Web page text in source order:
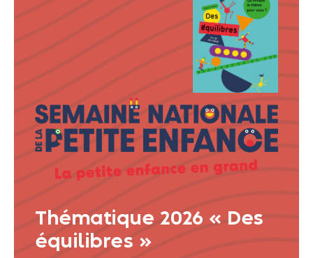
Thématique 2026 « Des
équilibres »